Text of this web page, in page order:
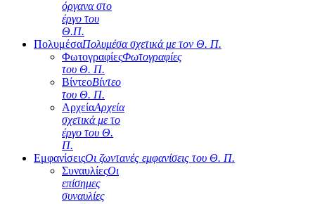
όργανα στο
έργο του
Θ.Π.
ΠολυμέσαΠολυμέσα σχετικά με τον Θ. Π.
ΦωτογραφίεςΦωτογραφίες
του Θ. Π.
ΒίντεοΒίντεο
του Θ. Π.
ΑρχείαΑρχεία
σχετικά με το
έργο του Θ.
Π.
ΕμφανίσειςΟι ζωντανές εμφανίσεις του Θ. Π.
ΣυναυλίεςΟι
επίσημες
συναυλίες